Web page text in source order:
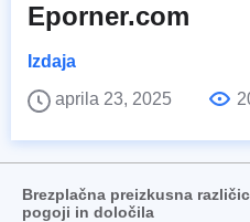
Eporner.com
Izdaja
aprila 23, 2025
Brezplačna preizkusna
pogoji in določila